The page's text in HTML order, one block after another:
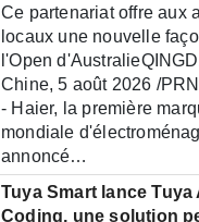
Ce partenariat offre aux
locaux une nouvelle
l'Open
Chine, 5 août 2026 /
- Haier, la première
mondiale
annoncé…
Tuya Smart lance Tuya
Coding, une solution